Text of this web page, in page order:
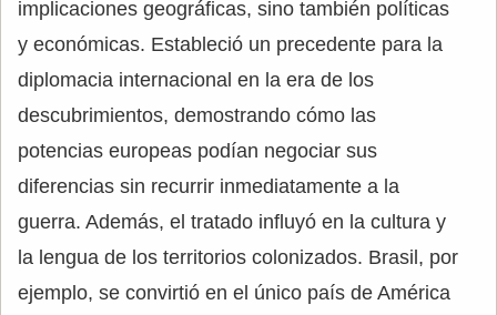
implicaciones geográficas, sino también políticas
y económicas. Estableció un precedente para la
diplomacia internacional en la era de los
descubrimientos, demostrando cómo las
potencias europeas podían negociar sus
diferencias sin recurrir inmediatamente a la
guerra. Además, el tratado influyó en la cultura y
la lengua de los territorios colonizados. Brasil, por
ejemplo, se convirtió en el único país de América